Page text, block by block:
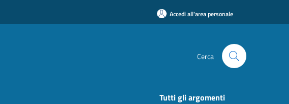
Accedi all'area personale
Cerca
Tutti gli argomenti